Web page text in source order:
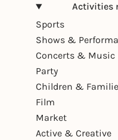
Activities
Sports
Shows &
Concerts & Music
Party
Children &
Film
Market
Active & Creative